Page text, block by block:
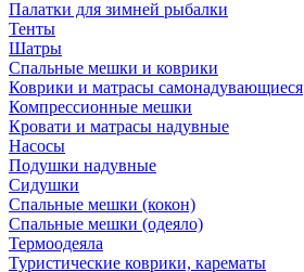
Палатки для зимней рыбалки
Тенты
Шатры
Спальные мешки и коврики
Коврики и матрасы самонадувающиеся
Компрессионные мешки
Кровати и матрасы надувные
Насосы
Подушки надувные
Сидушки
Спальные мешки (кокон)
Спальные мешки (одеяло)
Термоодеяла
Туристические коврики, карематы